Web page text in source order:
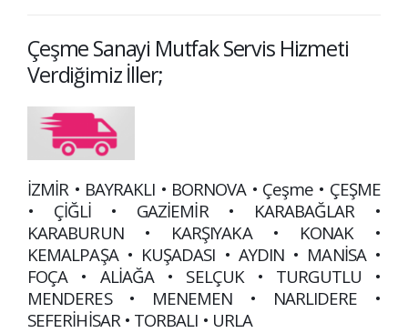
ÇeşmeSanayi Mutfak Servis Hizmeti
Verdiğimiz İller;
İZMİR • BAYRAKLI • BORNOVA • Çeşme • ÇEŞME
• ÇİĞLİ • GAZİEMİR • KARABAĞLAR •
KARABURUN • KARŞIYAKA • KONAK •
KEMALPAŞA • KUŞADASI • AYDIN • MANİSA •
FOÇA • ALİAĞA • SELÇUK • TURGUTLU •
MENDERES • MENEMEN • NARLIDERE •
SEFERİHİSAR • TORBALI • URLA